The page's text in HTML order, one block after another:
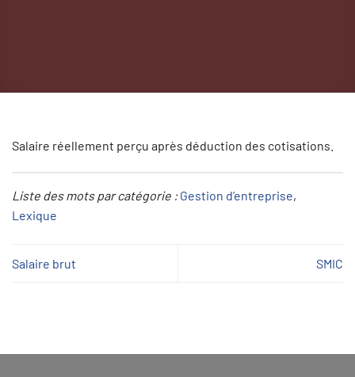
Salaire réellement perçu après déduction des cotisations.
Liste des mots par catégorie :Gestion d’entreprise
Lexique
Salaire brut SMIC